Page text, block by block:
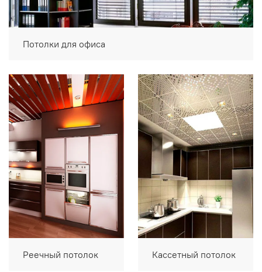
Потолки для офиса
Реечный потолок Кассетный потолок